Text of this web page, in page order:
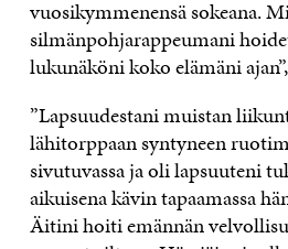
vuosikymmenensä sokeana.
silmänpohjarappeumani
lukunäköni koko elämäni
”Lapsuudestani muistan
lähitorppaan syntyneen
sivutuvassa ja oli lapsuuteni
aikuisena kävin tapaamassa
Äitini hoiti emännän